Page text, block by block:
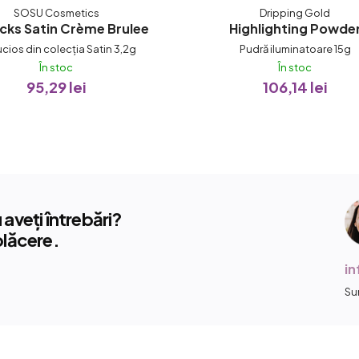
Satin Crème Brulee
SOSU Cosmetics
În stoc
95,29 lei
din colecția Satin 3,2g
Highlighting
Dripping Gold
În stoc
106,14 lei
Pudră iluminatoare 15g
aveți întrebări?